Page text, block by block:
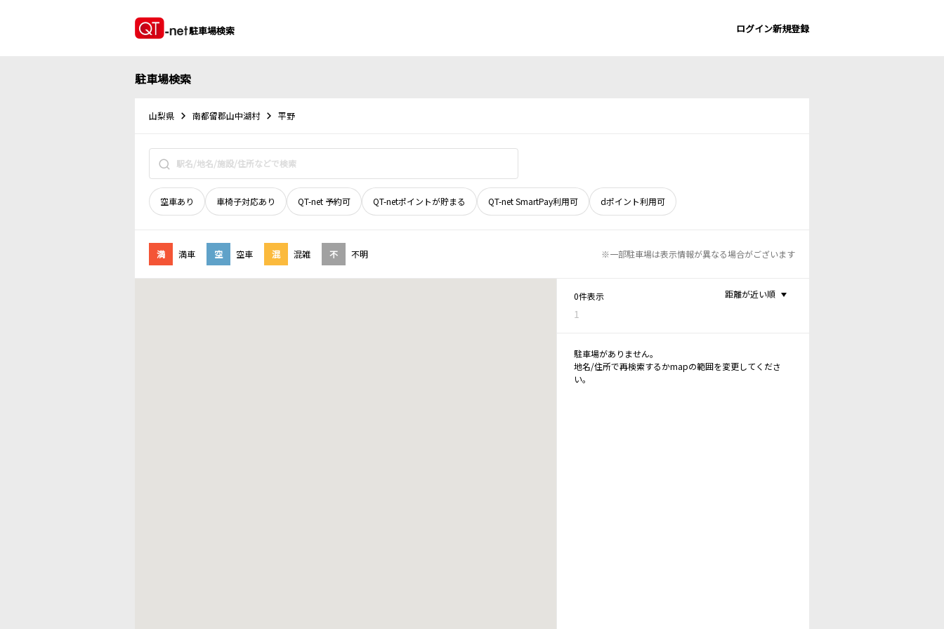
駐車場検索 ログイン新規登録
駐車場検索
山梨県 南都留郡山中湖村 平野
空車あり 車椅子対応あり QT-net 予約可 QT-netポイントが貯まる QT-net SmartPay利用可 dポイント利用可
満 満車 空 空車 混 混雑 不 不明 ※一部駐車場は表示情報が異なる場合がございます
0件表示
1
距離が近い順
駐車場がありません。
地名/住所で再検索するかmapの範囲を変更してくださ
い。